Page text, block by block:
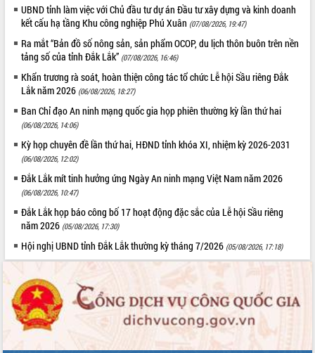
UBND tỉnh làm việc với Chủ đầu tư dự án Đầu tư xây dựng và kinh doanh
kết cấu hạ tầng Khu công nghiệp Phú Xuân (07/08/2026, 19:47)
Ra mắt “Bản đồ số nông sản, sản phẩm OCOP, du lịch thôn buôn trên nền
tảng số của tỉnh Đắk Lắk” (07/08/2026, 16:46)
Khẩn trương rà soát, hoàn thiện công tác tổ chức Lễ hội Sầu riêng Đắk
Lắk năm 2026 (06/08/2026, 18:27)
Ban Chỉ đạo An ninh mạng quốc gia họp phiên thường kỳ lần thứ hai
(06/08/2026, 14:06)
Kỳ họp chuyên đề lần thứ hai, HĐND tỉnh khóa XI, nhiệm kỳ 2026-2031
(06/08/2026, 12:02)
Đắk Lắk mít tinh hưởng ứng Ngày An ninh mạng Việt Nam năm 2026
(06/08/2026, 10:47)
Đắk Lắk họp báo công bố 17 hoạt động đặc sắc của Lễ hội Sầu riêng
năm 2026 (05/08/2026, 17:30)
Hội nghị UBND tỉnh Đắk Lắk thường kỳ tháng 7/2026 (05/08/2026, 17:18)